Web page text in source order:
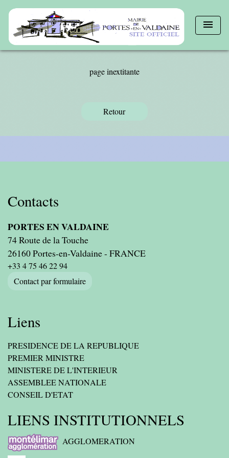
menu
page inextitante
Retour
Contacts
PORTES EN VALDAINE
74 Route de la Touche
26160 Portes-en-Valdaine - FRANCE
+33 4 75 46 22 94
Contact par formulaire
Liens
PRESIDENCE DE LA REPUBLIQUE
PREMIER MINISTRE
MINISTERE DE L'INTERIEUR
ASSEMBLEE NATIONALE
CONSEIL D'ETAT
LIENS INSTITUTIONNELS
AGGLOMERATION